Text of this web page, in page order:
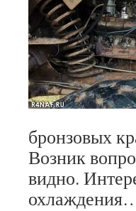
бронзовых
Возник
видно.